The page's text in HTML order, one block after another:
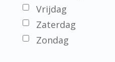
Vrijdag
Zaterdag
Zondag